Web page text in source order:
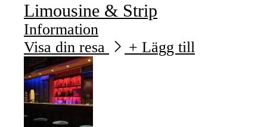
Limousine & Strip
Information
Visa din resa
+ Lägg till